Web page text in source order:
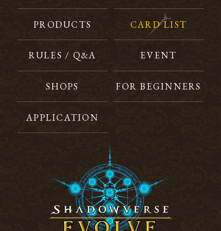
PRODUCTS CARD LIST
RULES / Q&A EVENT
SHOPS FOR BEGINNERS
APPLICATION